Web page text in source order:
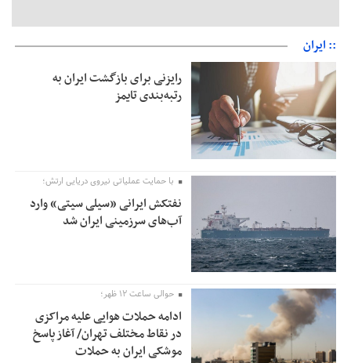
:: ایران
رایزنی برای بازگشت ایران به
رتبه‌بندی تایمز
با حمایت عملیاتی نیروی دریایی ارتش؛
نفتکش ایرانی «سیلی سیتی» وارد
آب‌های سرزمینی ایران شد
حوالی ساعت ۱۲ ظهر؛
ادامه حملات هوایی علیه مراکزی
در نقاط مختلف تهران/ آغاز پاسخ
موشکی ایران به حملات